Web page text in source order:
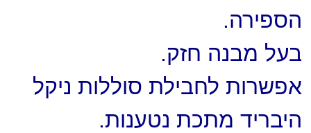
הספירה.
בעל מבנה חזק.
אפשרות לחבילת סוללות ניקל
היבריד מתכת נטענות.